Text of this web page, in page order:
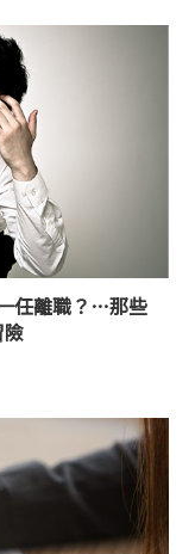
任離職？…那些